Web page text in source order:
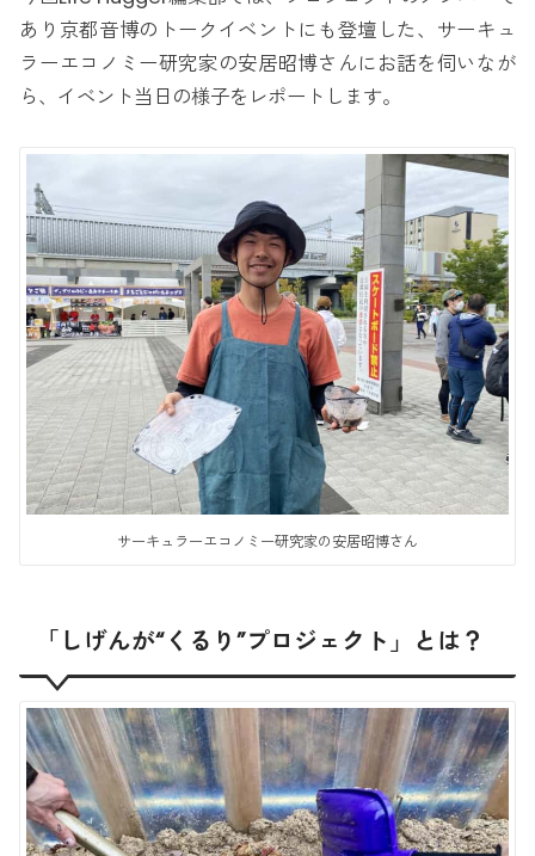
あり京都音博のトークイベントにも登壇した、サーキュ
ラーエコノミー研究家の安居昭博さんにお話を伺いなが
ら、イベント当日の様子をレポートします。
サーキュラーエコノミー研究家の安居昭博さん
「しげんが“くるり”プロジェクト」とは？